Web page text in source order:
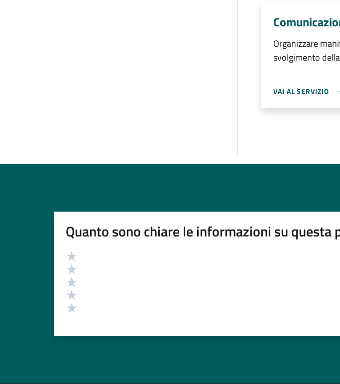
Organizzare
svolgimento
VAI AL SERVIZIO
Quanto sono chiare le informazioni su questa
Valutazione